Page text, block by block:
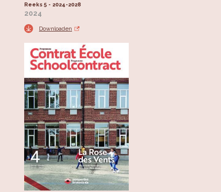
Reeks 5 - 2024-2028
2024
Downloaden